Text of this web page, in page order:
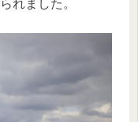
れました。